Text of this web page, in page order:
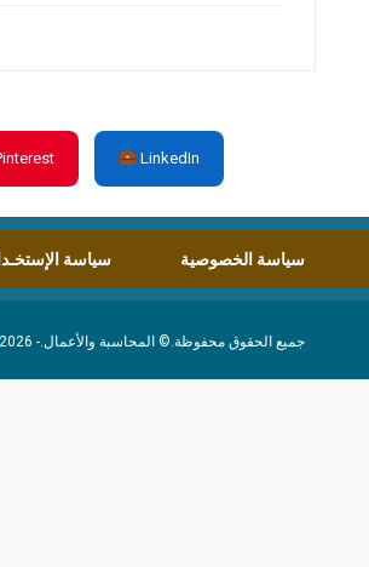
LinkedIn
سياسة الخصوصية سياسة
جميع الحقوق محفوظة.© المحاسبة والأعمال.- 2026